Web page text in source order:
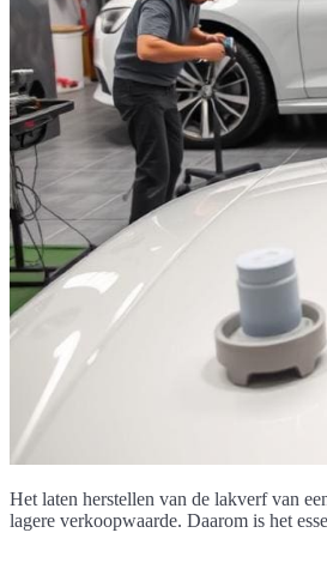
Het laten herstellen van de lakverf van
lagere verkoopwaarde. Daarom is het